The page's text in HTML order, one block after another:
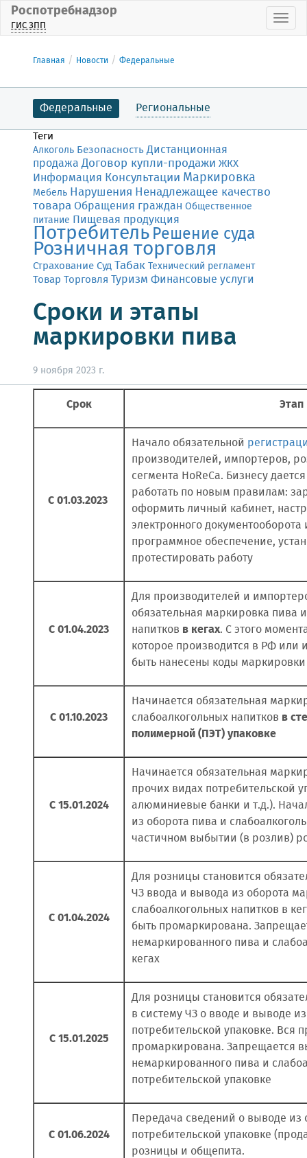
Роспотребнадзор
ГИС ЗПП
Главная Новости Федеральные
Федеральные Региональные
Теги
Алкоголь БезопасностьДистанционная
продажа Договор купли-продажи ЖКХ
Информация Консультации Маркировка
Мебель Нарушения Ненадлежащее качество
товара Обращения граждан Общественное
питание Пищевая продукция
ПотребительРешение суда
Розничная торговля
СтрахованиеСудТабакТехнический регламент
Товар Торговля Туризм Финансовые услуги
Сроки и этапы
маркировки пива
9 ноября 2023 г.
Срок Этап
С 01.03.2023
Начало обязательной
производителей, импортеров,
сегмента HoReCa. Бизнесу
работать по новым правилам:
оформить личный кабинет,
электронного
программное обеспечение,
протестировать работу
С 01.04.2023
Для производителей и
обязательная маркировка пива
напитков в кегах. С этого
которое производится в РФ или
быть нанесены коды
С 01.10.2023
Начинается обязательная
слабоалкогольных напитков в
полимерной (ПЭТ) упаковке
С 15.01.2024
Начинается обязательная
прочих видах потребительской
алюминиевые банки и т.д.).
из оборота пива и
частичном выбытии (в розлив)
С 01.04.2024
Для розницы становится
ЧЗ ввода и вывода из оборота
слабоалкогольных напитков в
быть промаркирована.
немаркированного пива и
кегах
С 15.01.2025
Для розницы становится
в систему ЧЗ о вводе и выводе
потребительской упаковке. Вся
промаркирована. Запрещается
немаркированного пива и
потребительской упаковке
С 01.06.2024
Передача сведений о выводе из
потребительской упаковке
розницы и общепита.